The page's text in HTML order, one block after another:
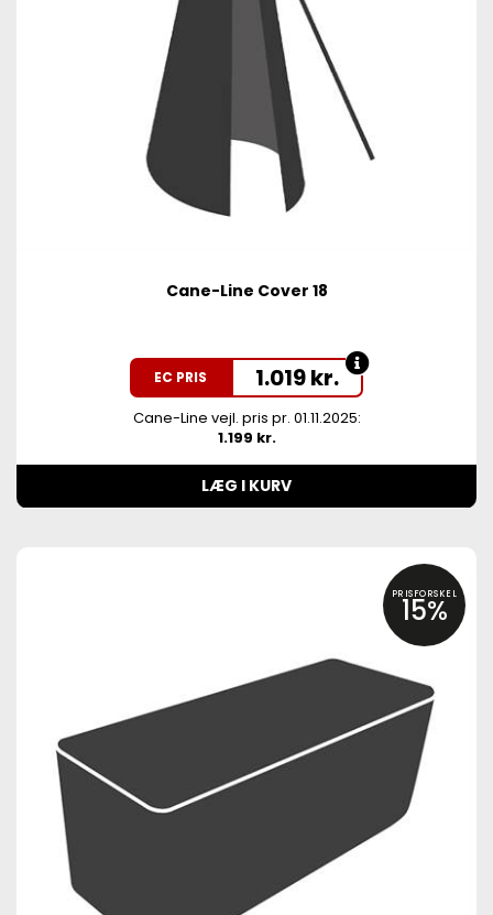
Cane-Line Cover 18
EC PRIS 1.019kr.
Cane-Line vejl. pris pr. 01.11.2025:
1.199 kr.
LÆG I KURV
PRISFORSKEL
15%